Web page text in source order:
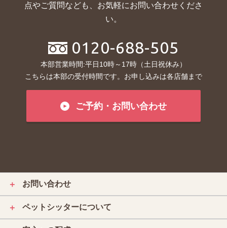
点やご質問なども、お気軽にお問い合わせくださ
い。
0120-688-505
本部営業時間:平日10時～17時（土日祝休み）
こちらは本部の受付時間です。お申し込みは各店舗まで
ご予約・お問い合わせ
＋ お問い合わせ
＋ ペットシッターについて